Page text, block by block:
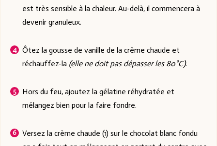
est très sensible à la chaleur. Au-delà, il commencera à
devenir granuleux.
Ôtez la gousse de vanille de la crème chaude et
réchauffez-la (elle ne doit pas dépasser les 80°C).
Hors du feu, ajoutez la gélatine réhydratée et
mélangez bien pour la faire fondre.
Versez la crème chaude (1) sur le chocolat blanc fondu